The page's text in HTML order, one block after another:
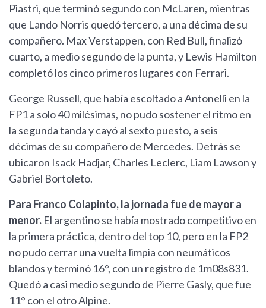
Piastri, que terminó segundo con McLaren, mientras
que Lando Norris quedó tercero, a una décima de su
compañero. Max Verstappen, con Red Bull, finalizó
cuarto, a medio segundo de la punta, y Lewis Hamilton
completó los cinco primeros lugares con Ferrari.
George Russell, que había escoltado a Antonelli en la
FP1 a solo 40 milésimas, no pudo sostener el ritmo en
la segunda tanda y cayó al sexto puesto, a seis
décimas de su compañero de Mercedes. Detrás se
ubicaron Isack Hadjar, Charles Leclerc, Liam Lawson y
Gabriel Bortoleto.
Para Franco Colapinto, la jornada fue de mayor a
menor. El argentino se había mostrado competitivo en
la primera práctica, dentro del top 10, pero en la FP2
no pudo cerrar una vuelta limpia con neumáticos
blandos y terminó 16°, con un registro de 1m08s831.
Quedó a casi medio segundo de Pierre Gasly, que fue
11° con el otro Alpine.